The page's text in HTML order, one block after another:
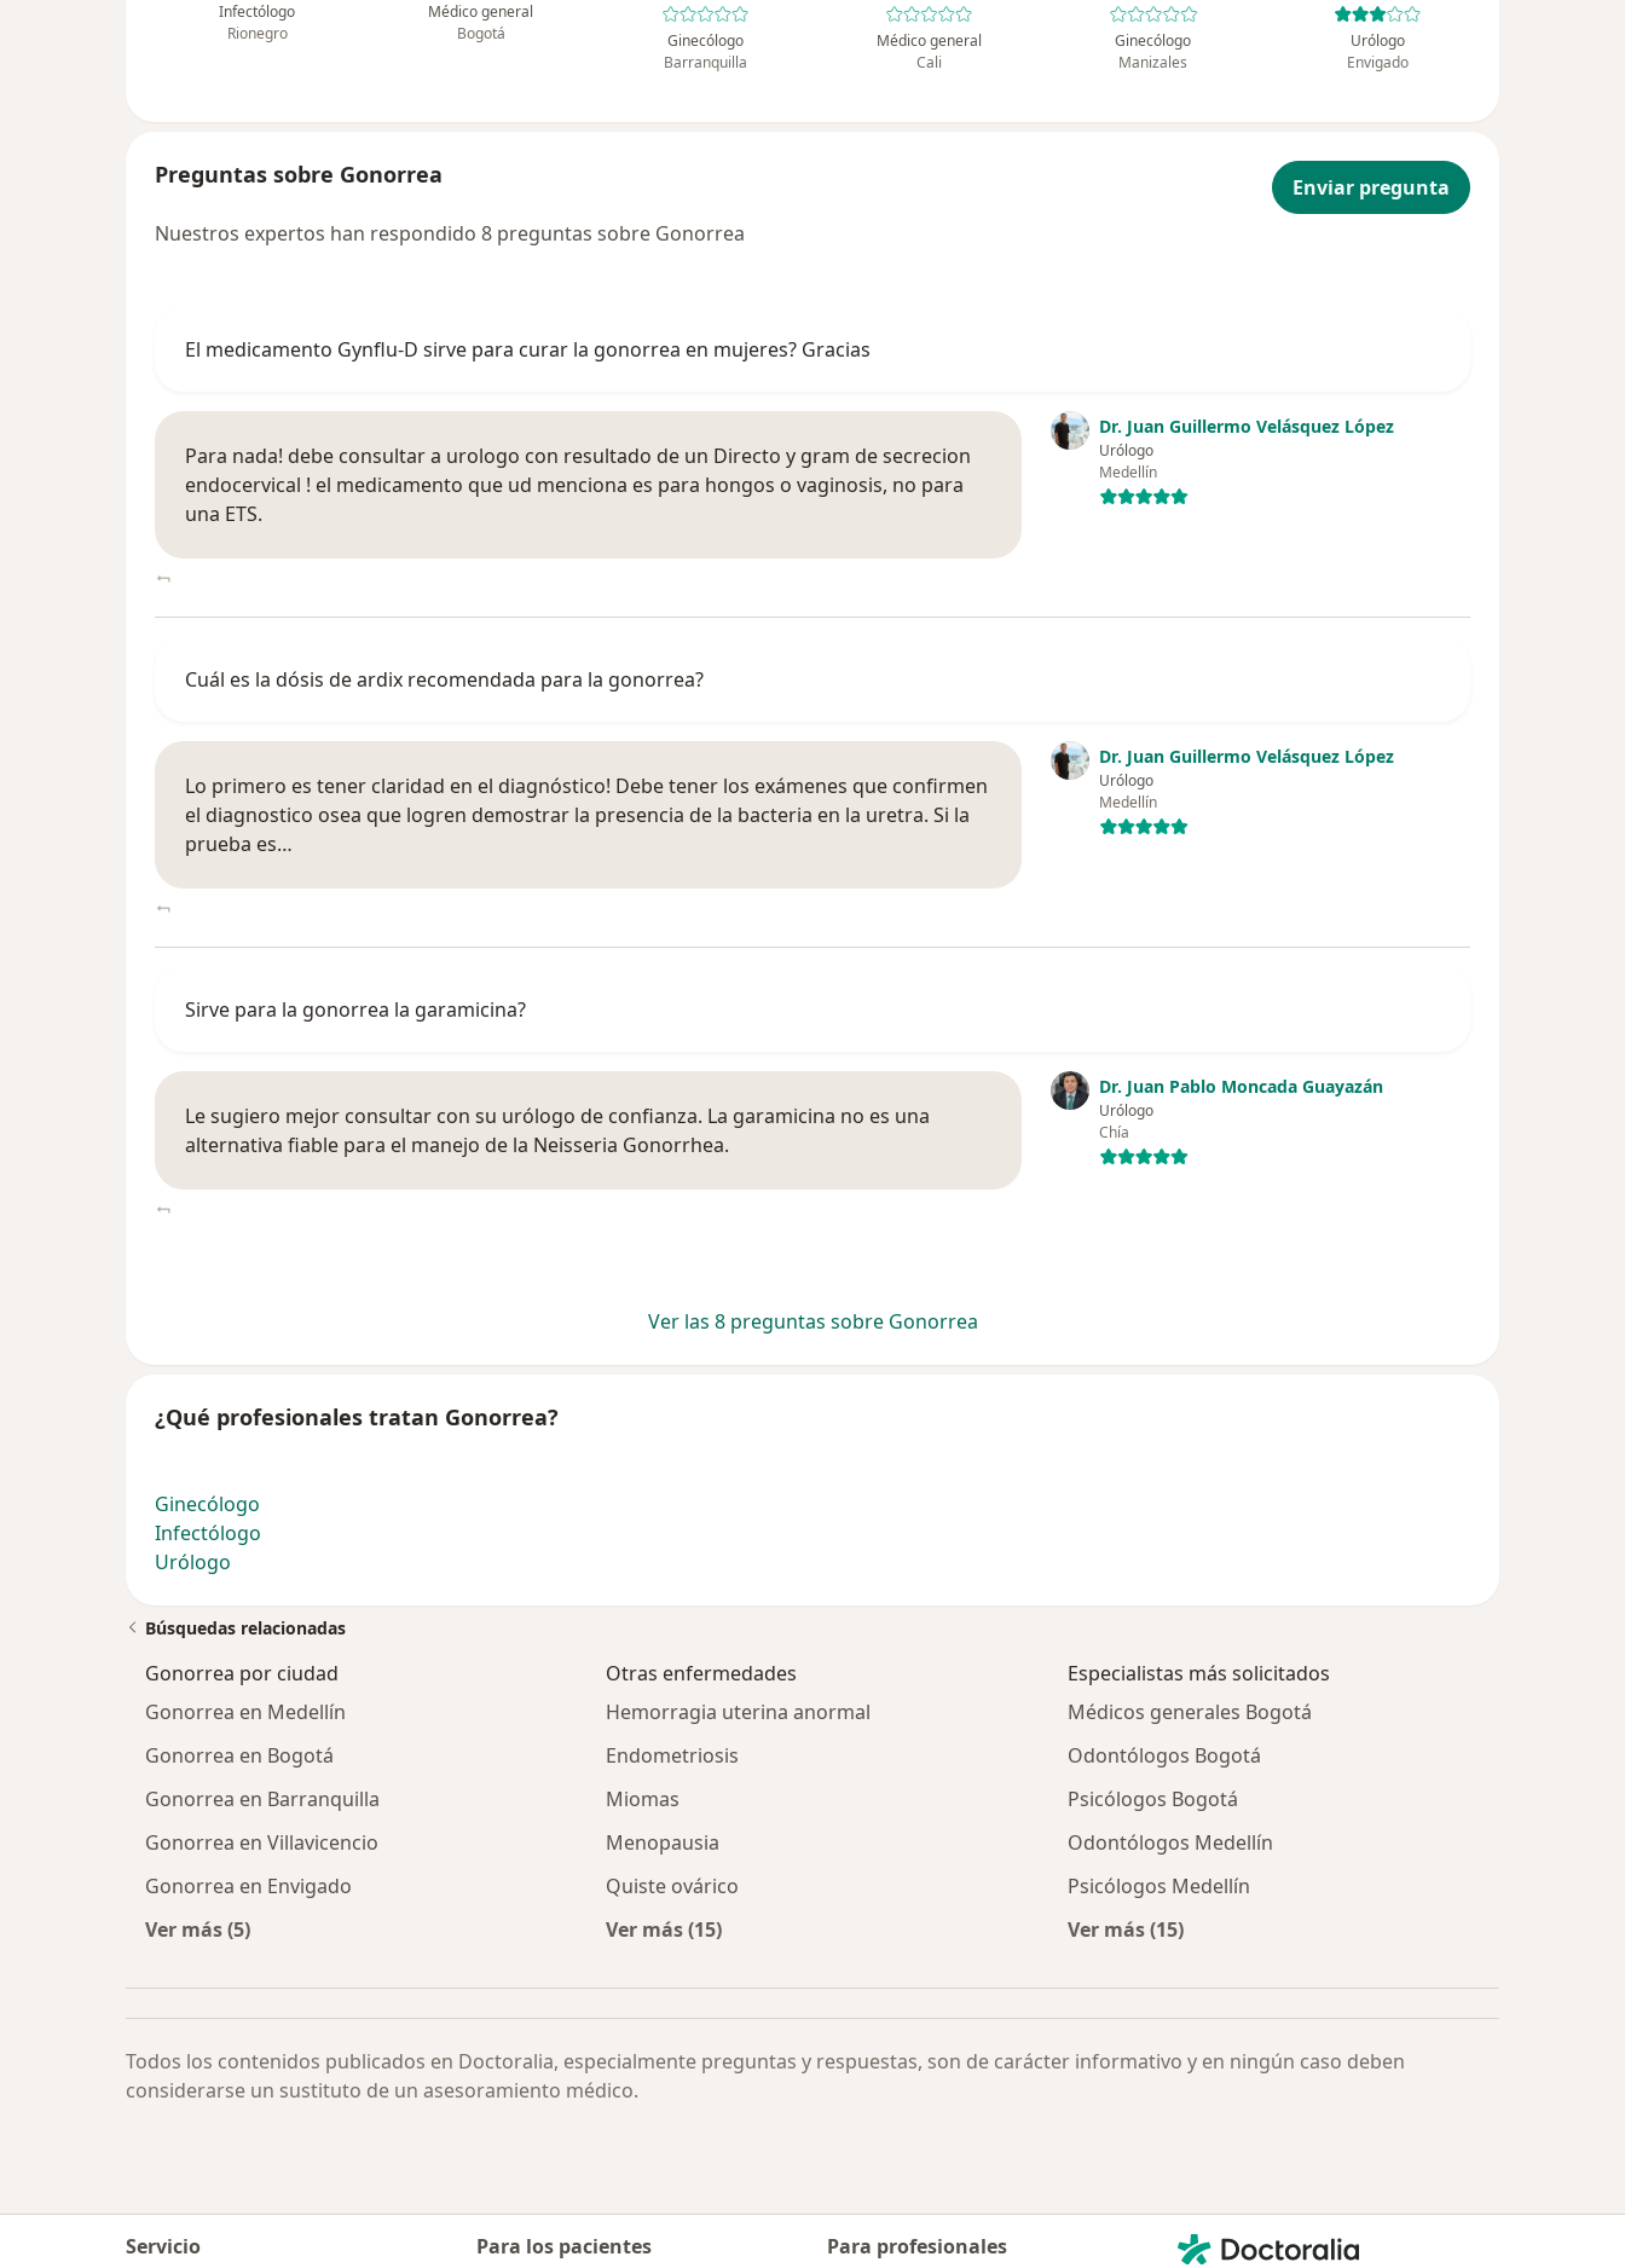
Infectólogo
Rionegro
Médico general
Bogotá
Ginecólogo
Barranquilla
Médico general
Cali
Ginecólogo
Manizales
Urólogo
Envigado
Preguntas sobre Gonorrea
Enviar pregunta
Nuestros expertos han respondido 8 preguntas sobre Gonorrea
El medicamento Gynflu-D sirve para curar la gonorrea en mujeres? Gracias
Dr. Juan Guillermo Velásquez López
Urólogo
Medellín
Para nada! debe consultar a urologo con resultado de un Directo y gram de secrecion
endocervical ! el medicamento que ud menciona es para hongos o vaginosis, no para
una ETS.
Cuál es la dósis de ardix recomendada para la gonorrea?
Dr. Juan Guillermo Velásquez López
Urólogo
Medellín
Lo primero es tener claridad en el diagnóstico! Debe tener los exámenes que confirmen
el diagnostico osea que logren demostrar la presencia de la bacteria en la uretra. Si la
prueba es…
Sirve para la gonorrea la garamicina?
Dr. Juan Pablo Moncada Guayazán
Urólogo
Chía
Le sugiero mejor consultar con su urólogo de confianza. La garamicina no es una
alternativa fiable para el manejo de la Neisseria Gonorrhea.
Ver las 8 preguntas sobre Gonorrea
¿Qué profesionales tratan Gonorrea?
Ginecólogo
Infectólogo
Urólogo
Búsquedas relacionadas
Gonorrea por ciudad
Gonorrea en Medellín
Gonorrea en Bogotá
Gonorrea en Barranquilla
Gonorrea en Villavicencio
Gonorrea en Envigado
Ver más (5)
Otras enfermedades
Hemorragia uterina anormal
Endometriosis
Miomas
Menopausia
Quiste ovárico
Ver más (15)
Especialistas más solicitados
Médicos generales Bogotá
Odontólogos Bogotá
Psicólogos Bogotá
Odontólogos Medellín
Psicólogos Medellín
Ver más (15)
Todos los contenidos publicados en Doctoralia, especialmente preguntas y respuestas, son de carácter informativo y en ningún caso deben
considerarse un sustituto de un asesoramiento médico.
Servicio Para los pacientes Para profesionales Contacto
Doctoralia - Página de inicio